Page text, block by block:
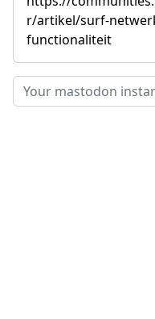
r/artikel/surf-
functionaliteit